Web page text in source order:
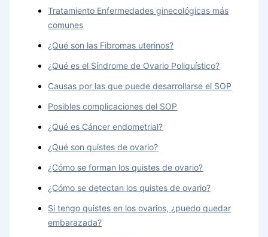
Tratamiento Enfermedades ginecológicas más
comunes
¿Qué son las Fibromas uterinos?
¿Qué es el Síndrome de Ovario Poliquístico?
Causas por las que puede desarrollarse el SOP
Posibles complicaciones del SOP
¿Qué es Cáncer endometrial?
¿Qué son quistes de ovario?
¿Cómo se forman los quistes de ovario?
¿Cómo se detectan los quistes de ovario?
Si tengo quistes en los ovarios, ¿puedo quedar
embarazada?